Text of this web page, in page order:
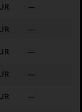
---
---
---
---
---